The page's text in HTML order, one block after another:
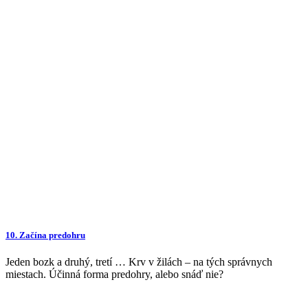
10. Začína predohru
Jeden bozk a druhý, tretí … Krv v žilách – na tých správnych
miestach. Účinná forma predohry, alebo snáď nie?